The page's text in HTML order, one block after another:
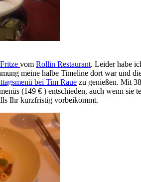
vom Rollin Restaurant. Leider habe
meine halbe Timeline dort war und
bei Tim Raue zu genießen. Mit
(149 € ) entschieden, auch wenn
Ihr kurzfristig vorbeikommt.